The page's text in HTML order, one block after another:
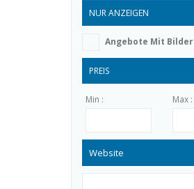
NUR ANZEIGEN
Angebote Mit Bilder
PREIS
Min : Max :
Website